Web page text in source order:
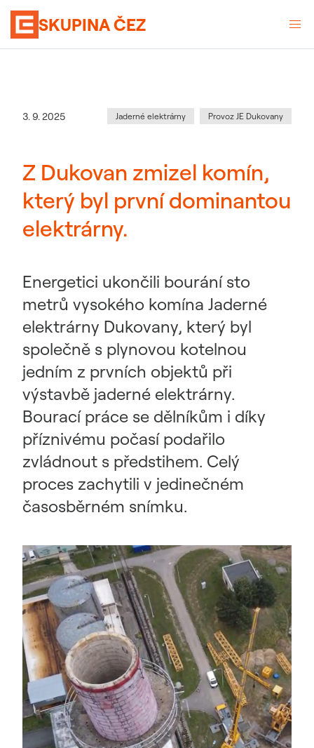
SKUPINA ČEZ
Datum zveřejnění
3. 9. 2025 Kategorie:
Jaderné elektrárny Provoz JE Dukovany
Z Dukovan zmizel komín,
který byl první dominantou
elektrárny.
Energetici ukončili bourání sto
metrů vysokého komína Jaderné
elektrárny Dukovany, který byl
společně s plynovou kotelnou
jedním z prvních objektů při
výstavbě jaderné elektrárny.
Bourací práce se dělníkům i díky
příznivému počasí podařilo
zvládnout s předstihem. Celý
proces zachytili v jedinečném
časosběrném snímku.